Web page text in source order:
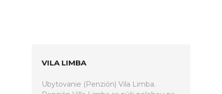
VILA LIMBA
Ubytovanie (Penzión) Vila Limba.